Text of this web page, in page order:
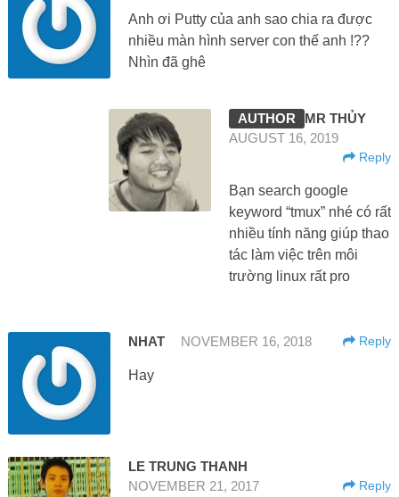
Anh ơi Putty của anh sao chia ra được
nhiều màn hình server con thế anh !??
Nhìn đã ghê
MR THỦY
AUGUST 16, 2019
Reply
Bạn search google
keyword “tmux” nhé có rất
nhiều tính năng giúp thao
tác làm việc trên môi
trường linux rất pro
NHAT NOVEMBER 16, 2018 Reply
Hay
LE TRUNG THANH
NOVEMBER 21, 2017
Reply